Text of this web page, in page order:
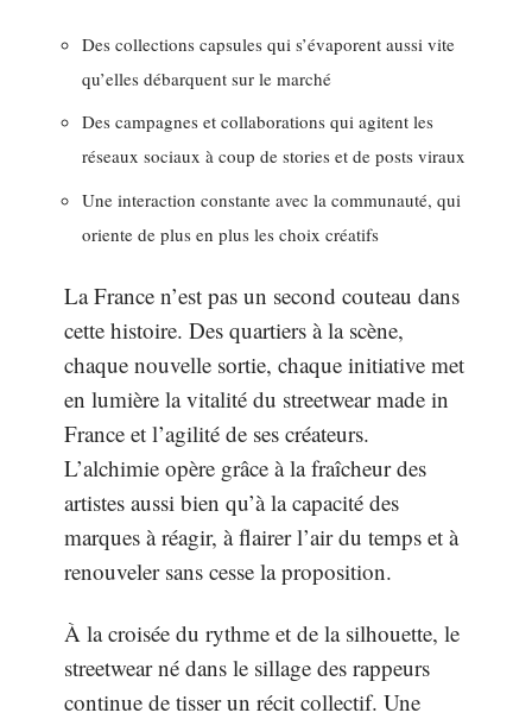
Des collections capsules qui s’évaporent aussi vite
qu’elles débarquent sur le marché
Des campagnes et collaborations qui agitent les
réseaux sociaux à coup de stories et de posts viraux
Une interaction constante avec la communauté, qui
oriente de plus en plus les choix créatifs
La France n’est pas un second couteau dans
cette histoire. Des quartiers à la scène,
chaque nouvelle sortie, chaque initiative met
en lumière la vitalité du streetwear made in
France et l’agilité de ses créateurs.
L’alchimie opère grâce à la fraîcheur des
artistes aussi bien qu’à la capacité des
marques à réagir, à flairer l’air du temps et à
renouveler sans cesse la proposition.
À la croisée du rythme et de la silhouette, le
streetwear né dans le sillage des rappeurs
continue de tisser un récit collectif. Une